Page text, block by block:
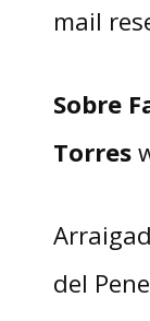
mail
Sobre
Torres
del